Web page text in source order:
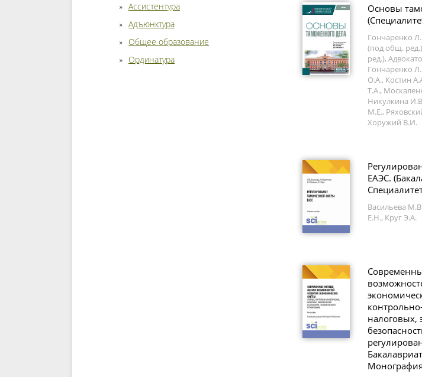
Ассистентура
Адъюнктура
Общее образование
Ординатура
Основы
Гончаренко
(под общ.
ред.),
Гончаренко
О.А., Костин
Т.А.,
Никулкина
М.Е.,
Хоружий В.И.
ЕАЭС.
Васильева
Е.Н., Круг Э.А.
налоговых,